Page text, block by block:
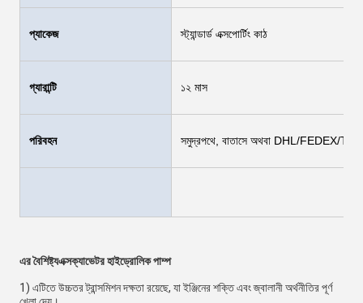
প্যাকেজ স্ট্যান্ডার্ড এক্সপোর্টিং কাঠ
গ্যারান্টি ১২ মাস
পরিবহন সমুদ্রপথে, বাতাসে অথবা DHL/FEDEX/
এর বৈশিষ্ট্যএক্সক্যাভেটর হাইড্রোলিক পাম্প
1) এটিতে উচ্চতর ট্রান্সমিশন দক্ষতা রয়েছে, যা ইঞ্জিনের শক্তি এবং জ্বালানী অর্থনীতির পূর্ণ